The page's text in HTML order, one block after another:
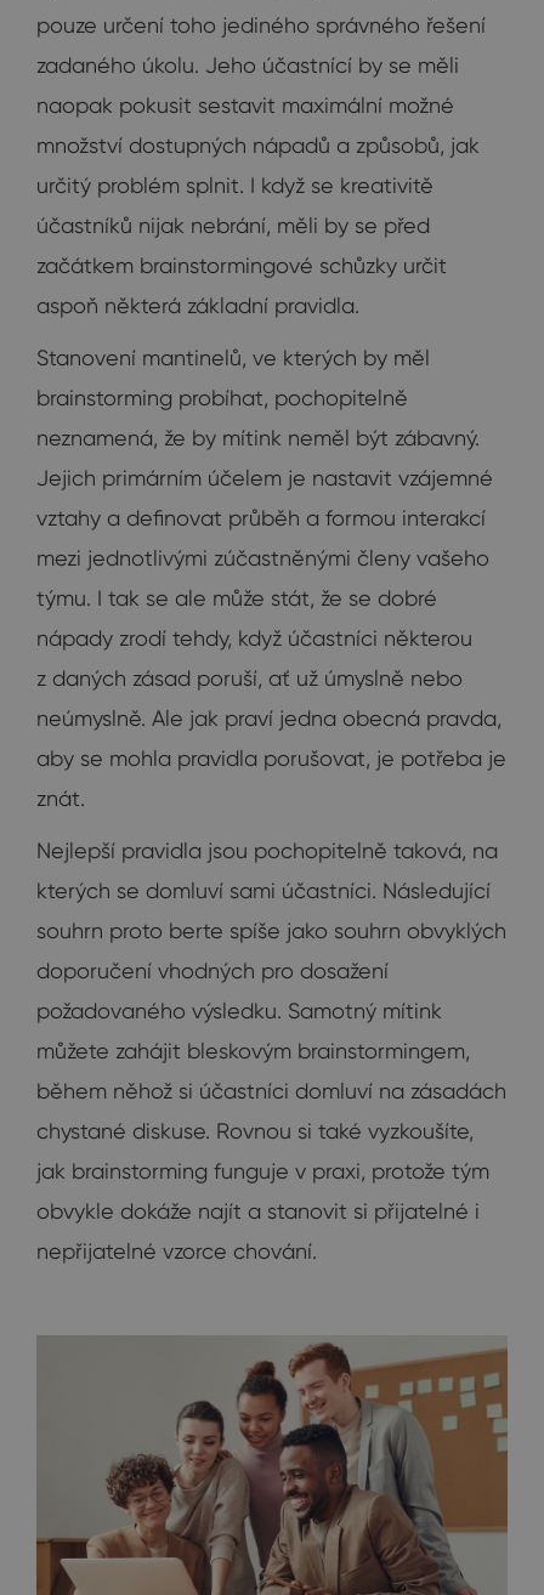
pouze určení toho jediného správného řešení
zadaného úkolu. Jeho účastnící by se měli
naopak pokusit sestavit maximální možné
množství dostupných nápadů a způsobů, jak
určitý problém splnit. I když se kreativitě
účastníků nijak nebrání, měli by se před
začátkem brainstormingové schůzky určit
aspoň některá základní pravidla.
Stanovení mantinelů, ve kterých by měl
brainstorming probíhat, pochopitelně
neznamená, že by mítink neměl být zábavný.
Jejich primárním účelem je nastavit vzájemné
vztahy a definovat průběh a formou interakcí
mezi jednotlivými zúčastněnými členy vašeho
týmu. I tak se ale může stát, že se dobré
nápady zrodí tehdy, když účastníci některou
z daných zásad poruší, ať už úmyslně nebo
neúmyslně. Ale jak praví jedna obecná pravda,
aby se mohla pravidla porušovat, je potřeba je
znát.
Nejlepší pravidla jsou pochopitelně taková, na
kterých se domluví sami účastníci. Následující
souhrn proto berte spíše jako souhrn obvyklých
doporučení vhodných pro dosažení
požadovaného výsledku. Samotný mítink
můžete zahájit bleskovým brainstormingem,
během něhož si účastníci domluví na zásadách
chystané diskuse. Rovnou si také vyzkoušíte,
jak brainstorming funguje v praxi, protože tým
obvykle dokáže najít a stanovit si přijatelné i
nepřijatelné vzorce chování.